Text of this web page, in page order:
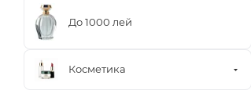
До 1000 лей
Косметика